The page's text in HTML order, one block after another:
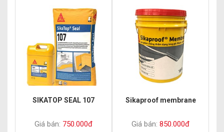
SIKATOP SEAL 107
Giá bán: 750.000đ
Sikaproof membrane
Giá bán: 850.000đ